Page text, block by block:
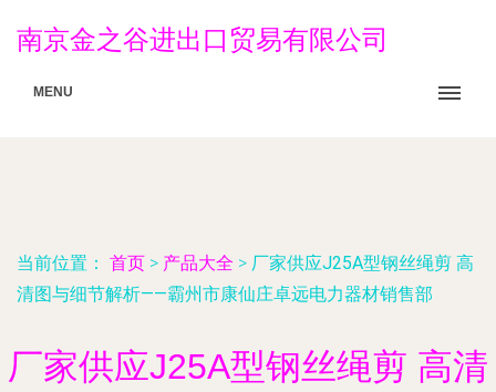
南京金之谷进出口贸易有限公司
MENU
当前位置： 首页 > 产品大全 > 厂家供应J25A型钢丝绳剪 高
清图与细节解析——霸州市康仙庄卓远电力器材销售部
厂家供应J25A型钢丝绳剪 高清